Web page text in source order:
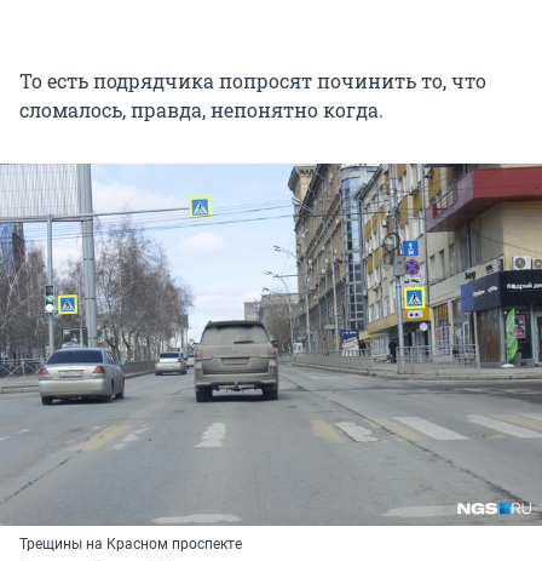
То есть подрядчика попросят починить то, что
сломалось, правда, непонятно когда.
Трещины на Красном проспекте